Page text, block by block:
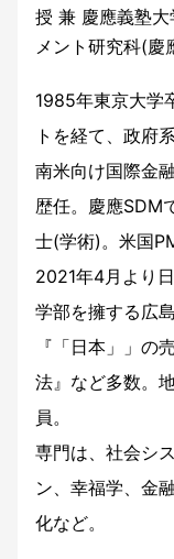
授 兼 慶應義塾
メント研究科(慶
1985年東京大学
トを経て、政府
南米向け国際金
歴任。慶應SDM
士(学術)。米国
2021年4月より
学部を擁する広
『「日本」」の
法』など多数。
員。
専門は、社会シ
ン、幸福学、金
化など。